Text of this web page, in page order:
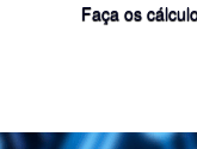
Faça os